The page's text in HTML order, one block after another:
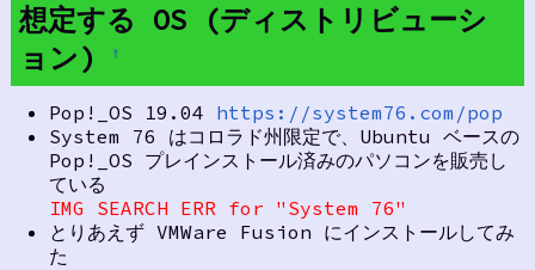
想定する OS (ディストリビューシ
ョン)
†
Pop!_OS 19.04 https://system76.com/pop
System 76 はコロラド州限定で、Ubuntu ベースの
Pop!_OS プレインストール済みのパソコンを販売し
ている
IMG SEARCH ERR for "System 76"
とりあえず VMWare Fusion にインストールしてみ
た